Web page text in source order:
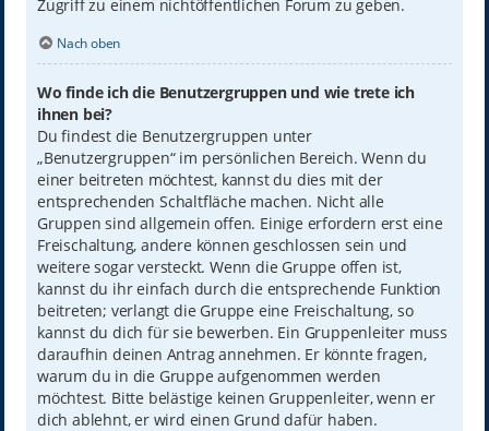
Zugriff zu einem nichtöffentlichen Forum zu geben.
Nach oben
Wo finde ich die Benutzergruppen und wie trete ich
ihnen bei?
Du findest die Benutzergruppen unter
„Benutzergruppen“ im persönlichen Bereich. Wenn du
einer beitreten möchtest, kannst du dies mit der
entsprechenden Schaltfläche machen. Nicht alle
Gruppen sind allgemein offen. Einige erfordern erst eine
Freischaltung, andere können geschlossen sein und
weitere sogar versteckt. Wenn die Gruppe offen ist,
kannst du ihr einfach durch die entsprechende Funktion
beitreten; verlangt die Gruppe eine Freischaltung, so
kannst du dich für sie bewerben. Ein Gruppenleiter muss
daraufhin deinen Antrag annehmen. Er könnte fragen,
warum du in die Gruppe aufgenommen werden
möchtest. Bitte belästige keinen Gruppenleiter, wenn er
dich ablehnt, er wird einen Grund dafür haben.